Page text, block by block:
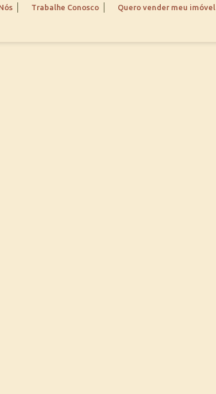
Trabalhe Conosco Quero vender meu imóvel